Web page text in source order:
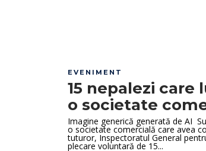
EVENIMENT
15 nepalezi care
o societate
Imagine generică generată de AI
o societate comercială care avea
tuturor, Inspectoratul General
plecare voluntară de 15...